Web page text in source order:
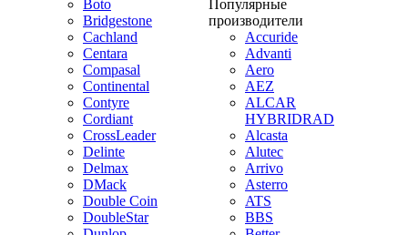
Boto
Bridgestone
Cachland
Centara
Compasal
Continental
Contyre
Cordiant
CrossLeader
Delinte
Delmax
DMack
Double Coin
DoubleStar
Популярные
производители
Accuride
Advanti
Aero
AEZ
ALCAR
HYBRIDRAD
Alcasta
Alutec
Arrivo
Asterro
ATS
BBS